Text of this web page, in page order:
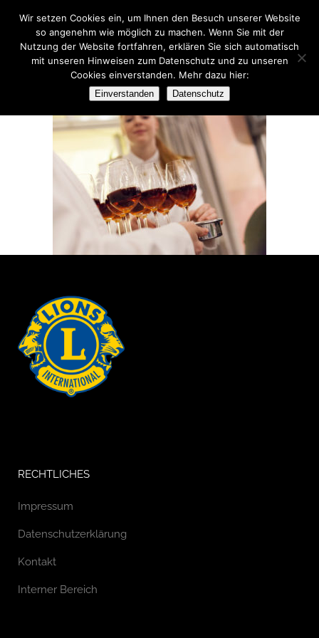
08032014-ART-DINNER_1361
RECHTLICHES
Impressum
Datenschutzerklärung
Kontakt
Interner Bereich
Wir setzen Cookies ein, um Ihnen den Besuch unserer Website
so angenehm wie möglich zu machen. Wenn Sie mit der
Nutzung der Website fortfahren, erklären Sie sich automatisch
mit unseren Hinweisen zum Datenschutz und zu unseren
Cookies einverstanden. Mehr dazu hier:
Einverstanden Datenschutz